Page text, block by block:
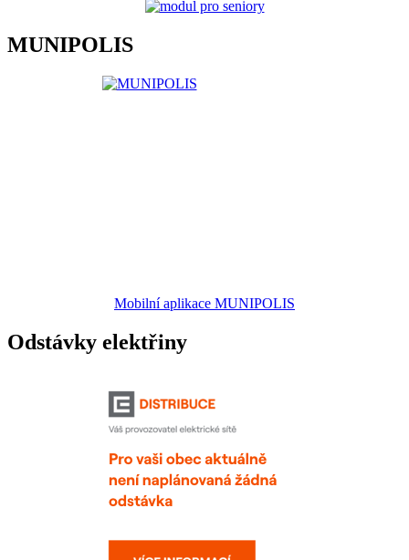
MUNIPOLIS
Mobilní aplikace MUNIPOLIS
Odstávky elektřiny